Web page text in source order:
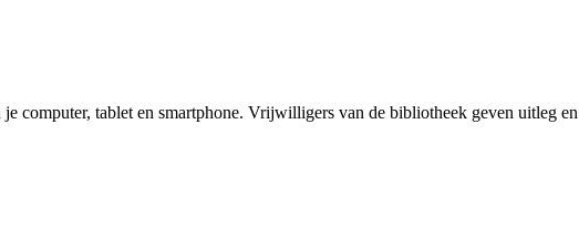
computer, tablet en smartphone. Vrijwilligers van de bibliotheek geven uitleg